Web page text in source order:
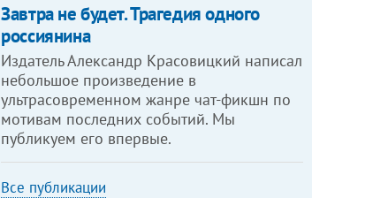
Завтра не будет. Трагедия одного
россиянина
Издатель Александр Красовицкий написал
небольшое произведение в
ультрасовременном жанре чат-фикшн по
мотивам последних событий. Мы
публикуем его впервые.
Все публикации